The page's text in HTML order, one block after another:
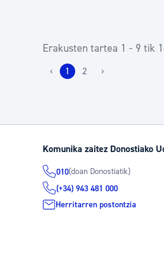
Erakusten tartea 1 - 9 tik
‹ 1 2 ›
Komunika zaitez Donostiako
010(doan Donostiatik)
(+34) 943 481 000
Herritarren postontzia